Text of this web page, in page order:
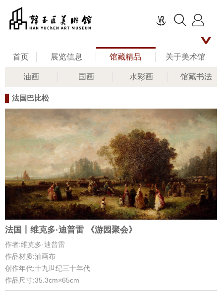
首页 展览信息 馆藏精品 关于美术馆
油画 国画 水彩画 馆藏书法
名家评说
公共教育 联系我们 留言板
法国巴比松
法国丨维克多·迪普雷 《游园聚会》
作者:维克多·迪普雷
作品材质:油画布
创作年代:十九世纪三十年代
作品尺寸:35.3cm×65cm